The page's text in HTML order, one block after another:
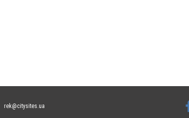
rek@citysites.ua